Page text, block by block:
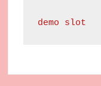
demo slot